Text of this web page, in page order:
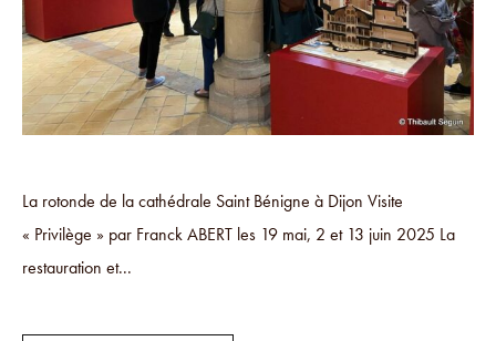
La rotonde de la cathédrale Saint Bénigne à Dijon Visite
« Privilège » par Franck ABERT les 19 mai, 2 et 13 juin 2025 La
restauration et...